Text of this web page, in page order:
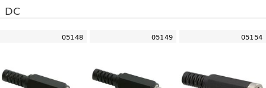
DC
05148 05149 05154